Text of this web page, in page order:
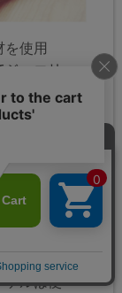
を使用
ュエリ
製品を
ケルは使